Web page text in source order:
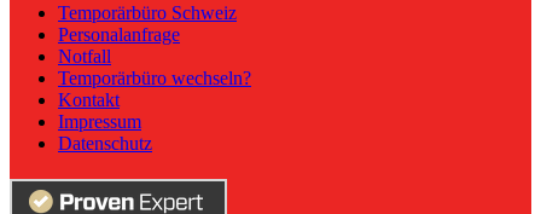
Temporärbüro Schweiz
Personalanfrage
Notfall
Temporärbüro wechseln?
Kontakt
Impressum
Datenschutz